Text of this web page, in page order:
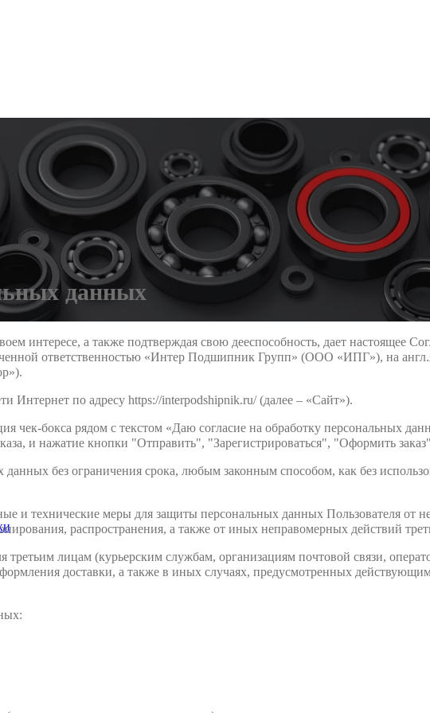
данных
интересе, а также подтверждая свою дееспособность, дает настоящее
ответственностью «Интер Подшипник Групп» (ООО «ИПГ»), на
Интернет по адресу https://interpodshipnik.ru/ (далее – «Сайт»).
чек-бокса рядом с текстом «Даю согласие на обработку персональных
и нажатие кнопки "Отправить", "Зарегистрироваться", "Оформить
данных без ограничения срока, любым законным способом, как без
и технические меры для защиты персональных данных Пользователя от
распространения, а также от иных неправомерных действий
лицам (курьерским службам, организациям почтовой связи,
доставки, а также в иных случаях, предусмотренных